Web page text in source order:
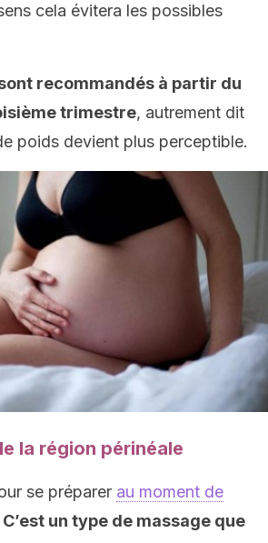
cela évitera les possibles
recommandés à partir du
trimestre, autrement dit
poids devient plus perceptible.
la région périnéale
se préparer au moment de
C’est un type de massage que